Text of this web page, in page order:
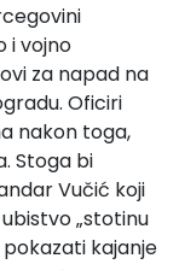
i vojno
za napad na
Oficiri
nakon toga,
Stoga bi
Vučić koji
„stotinu
kajanje